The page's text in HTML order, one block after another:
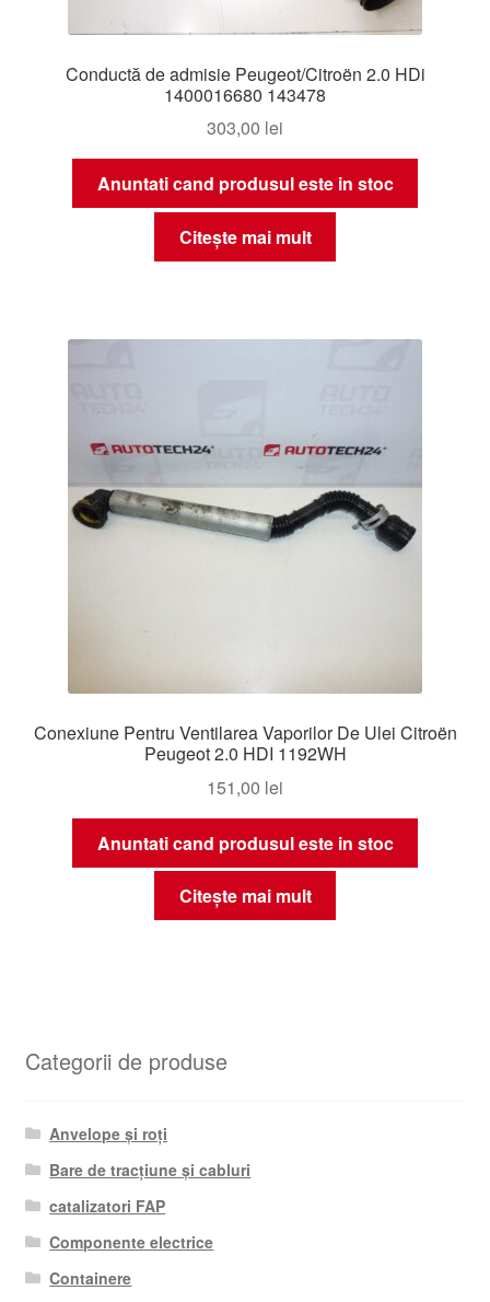
Conductă de admisie Peugeot/Citroën 2.0 HDi
1400016680 143478
303,00 lei
Anuntati cand produsul este in stoc
Citește mai mult
Conexiune Pentru Ventilarea Vaporilor De Ulei Citroën
Peugeot 2.0 HDI 1192WH
151,00 lei
Anuntati cand produsul este in stoc
Citește mai mult
Categorii de produse
Anvelope și roți
Bare de tracțiune și cabluri
catalizatori FAP
Componente electrice
Containere